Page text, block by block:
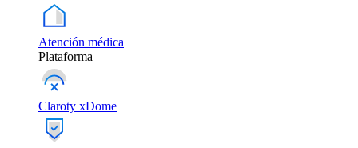
Atención médica
Plataforma
Claroty xDome